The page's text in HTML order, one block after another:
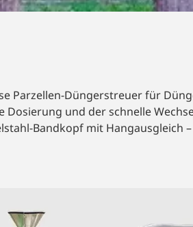
Parzellen-Düngerstreuer für
Dosierung und der schnelle
Bandkopf mit Hangausgleich